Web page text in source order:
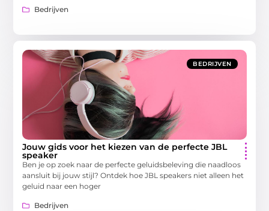
Bedrijven
BEDRIJVEN
Jouw gids voor het kiezen van de perfecte JBL
speaker
Ben je op zoek naar de perfecte geluidsbeleving die naadloos
aansluit bij jouw stijl? Ontdek hoe JBL speakers niet alleen het
geluid naar een hoger
Bedrijven